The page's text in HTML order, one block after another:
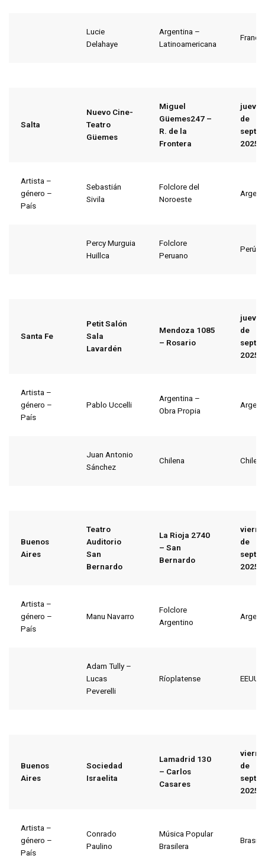
Lucie
Delahaye
Argentina –
Latinoamericana
Francia
Salta
Nuevo Cine-
Teatro
Güemes
Miguel
Güemes247 –
R. de la
Frontera
de
2025
Artista –
género –
País
Sebastián
Sivila
Folclore del
Noroeste
Percy Murguia
Huillca
Folclore
Peruano
Perú
Santa Fe
Petit Salón
Sala
Lavardén
Mendoza 1085
– Rosario
de
2025
Artista –
género –
País
Pablo Uccelli
Argentina –
Obra Propia
Juan Antonio
Sánchez
Chilena Chile
Buenos
Aires
Teatro
Auditorio
San
Bernardo
La Rioja 2740
– San
Bernardo
de
2025
Artista –
género –
País
Manu Navarro
Folclore
Argentino
Adam Tully –
Lucas
Peverelli
Ríoplatense EEUU
Buenos
Aires
Sociedad
Israelita
Lamadrid 130
– Carlos
Casares
de
2025
Artista –
género –
País
Conrado
Paulino
Música Popular
Brasilera
Brasil